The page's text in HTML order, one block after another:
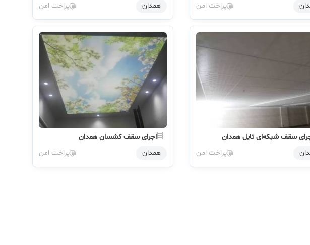
پراخت امن
همدان
پراخت امن
سقف شبکه‌ای تایل همدان
پراخت امن
اجرای سقف کشسان همدان
همدان
پراخت امن